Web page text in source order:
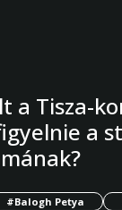
a Tisza-
a
#Balogh Petya